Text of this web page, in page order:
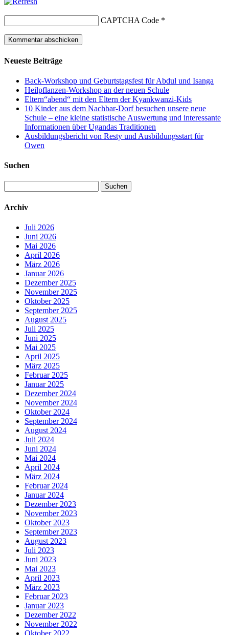
CAPTCHA Code *
Neueste Beiträge
Back-Workshop und Geburtstagsfest für Abdul und Isanga
Heilpflanzen-Workshop an der neuen Schule
Eltern“abend“ mit den Eltern der Kyankwanzi-Kids
10 Kinder aus dem Nachbar-Dorf besuchen unsere neue
Schule – eine kleine statistische Auswertung und interessante
Informationen über Ugandas Traditionen
Ausbildungsbericht von Resty und Ausbildungsstart für
Owen
Suchen
nach:
Archiv
Juli 2026
Juni 2026
Mai 2026
April 2026
März 2026
Januar 2026
Dezember 2025
November 2025
Oktober 2025
September 2025
August 2025
Juli 2025
Juni 2025
Mai 2025
April 2025
März 2025
Februar 2025
Januar 2025
Dezember 2024
November 2024
Oktober 2024
September 2024
August 2024
Juli 2024
Juni 2024
Mai 2024
April 2024
März 2024
Februar 2024
Januar 2024
Dezember 2023
November 2023
Oktober 2023
September 2023
August 2023
Juli 2023
Juni 2023
Mai 2023
April 2023
März 2023
Februar 2023
Januar 2023
Dezember 2022
November 2022
Oktober 2022